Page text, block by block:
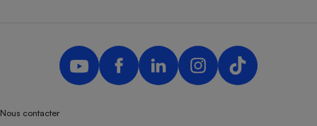
Nous contacter